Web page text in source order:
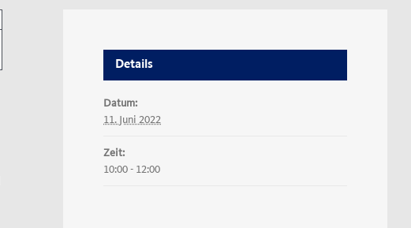
Details
Datum:
11. Juni 2022
Zeit:
10:00 - 12:00